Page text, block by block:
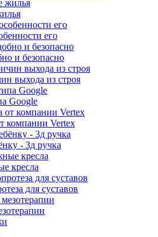
его
и безопасно
выхода из строя
Google
компании Vertex
- 3д ручка
кресла
для суставов